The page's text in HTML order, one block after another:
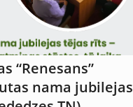
“Renesans”
nama jubilejas